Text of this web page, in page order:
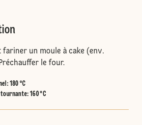
fariner un moule à cake (env.
le four.
: 180 °C
tournante: 160 °C